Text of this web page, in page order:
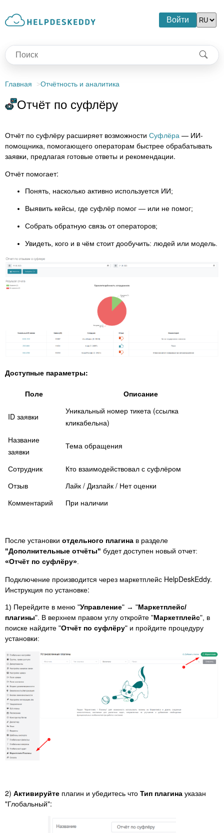
Войти
Главная Отчётность и аналитика
Отчёт по суфлёру
Отчёт по суфлёру расширяет возможности Суфлёра — ИИ-
помощника, помогающего операторам быстрее обрабатывать
заявки, предлагая готовые ответы и рекомендации.
Отчёт помогает:
Понять, насколько активно используется ИИ;
Выявить кейсы, где суфлёр помог — или не помог;
Собрать обратную связь от операторов;
Увидеть, кого и в чём стоит дообучить: людей или модель.
Доступные параметры:
Поле Описание
ID заявки
Уникальный номер тикета (ссылка
кликабельна)
Название
заявки
Тема обращения
Сотрудник
Кто взаимодействовал с суфлёром
Отзыв
Лайк / Дизлайк / Нет оценки
Комментарий
При наличии
После установки отдельного плагина в разделе
"Дополнительные отчёты" будет доступен новый отчет:
«Отчёт по суфлёру»
Подключение производится через маркетплейс HelpDeskEddy.
Инструкция по установке:
1) Перейдите в меню "Управление" → "Маркетплейс/
плагины". В верхнем правом углу откройте "Маркетплейс", в
поиске найдите "Отчёт по суфлёру" и пройдите процедуру
установки:
2) Активируйте плагин и убедитесь что Тип плагина указан
"Глобальный":